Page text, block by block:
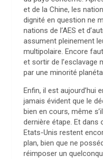
et de la Chine, les
dignité en question ne
nations de l’AES et
assument pleinement
multipolaire. Encore
et sortir de l’esclavage
par une minorité
Enfin, il est aujourd’hui
jamais évident que le
bien en cours, même
dernière étape. Et
Etats-Unis restent
plan, bien que ne
réimposer un